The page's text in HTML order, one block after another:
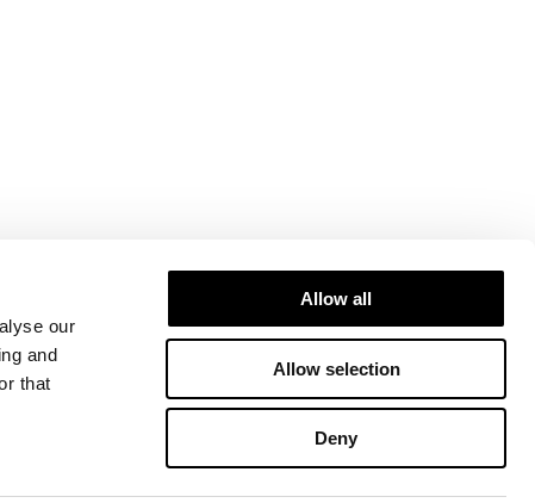
our
and
that
Allow all
Allow selection
Deny